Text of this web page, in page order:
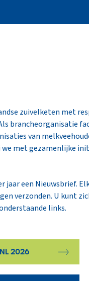
zuivelketen met
brancheorganisatie
van
met gezamenlijke
jaar een Nieuwsbrief.
verzonden. U kunt
links.
2026